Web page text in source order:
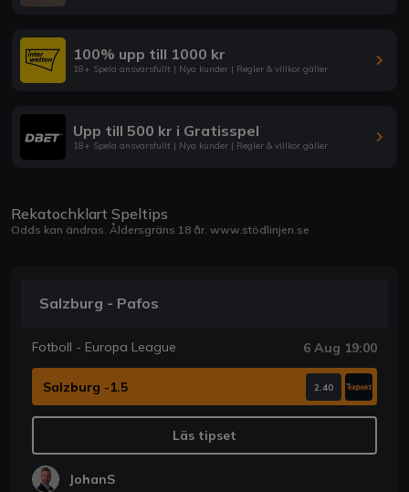
100% upp till 1000 kr
18+ Spela ansvarsfullt | Nya kunder | Regler & villkor gäller
Upp till 500 kr i Gratisspel
18+ Spela ansvarsfullt | Nya kunder | Regler & villkor gäller
Rekatochklart Speltips
Odds kan ändras. Åldersgräns 18 år. www.stödlinjen.se
Salzburg - Pafos
Fotboll - Europa League 6 Aug 19:00
Salzburg -1.5 2.40
Läs tipset
JohanS